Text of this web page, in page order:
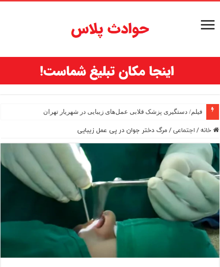
فیلم/ دستگیری پزشک قلابی عمل‌های زیبایی در شهریار تهران
خانه/اجتماعی/مرگ دختر جوان در پی عمل زیبایی